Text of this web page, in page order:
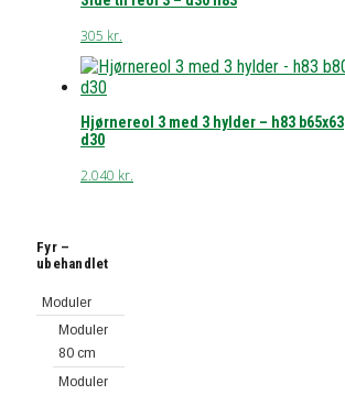
305 kr.
Hjørnereol 3 med 3 hylder – h83 b65x63
d30
2.040 kr.
Fyr –
ubehandlet
Moduler
Moduler
80 cm
Moduler